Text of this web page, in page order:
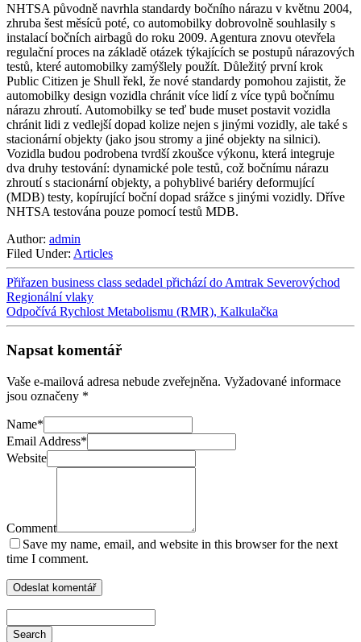
NHTSA původně navrhla standardy bočního nárazu v květnu 2004,
zhruba šest měsíců poté, co automobilky dobrovolně souhlasily s
instalací bočních airbagů do roku 2009. Agentura znovu otevřela
regulační proces na základě otázek týkajících se postupů nárazových
testů, které automobilky zamýšlely použít. Důležitý první krok
Public Citizen je Shull řekl, že nové standardy pomohou zajistit, že
automobilky design vozidla chránit více lidí z více typů bočnímu
nárazu zhroutí. Automobilky se teď bude muset postavit vozidla
chránit lidi z vedlejší dopad kolize nejen s jinými vozidly, ale také s
stacionární objekty (jako jsou stromy a jiné objekty na silnici).
Vozidla budou podrobena tvrdší zkoušce výkonu, která integruje
dva druhy testování: dynamické pole testů, což bočnímu nárazu
zhroutí s stacionární objekty, a pohyblivé bariéry deformující
(MDB) testy, kopírující boční dopad srážce s jinými vozidly. Dříve
NHTSA testována pouze pomocí testů MDB.
Author: admin
Filed Under: Articles
Přiřazen business class sedadel přichází do Amtrak Severovýchod
Regionální vlaky
Odpočívá Rychlost Metabolismu (RMR), Kalkulačka
Napsat komentář
Vaše e-mailová adresa nebude zveřejněna. Vyžadované informace
jsou označeny *
Name*
Email Address*
Website
Comment
Save my name, email, and website in this browser for the next
time I comment.
Search